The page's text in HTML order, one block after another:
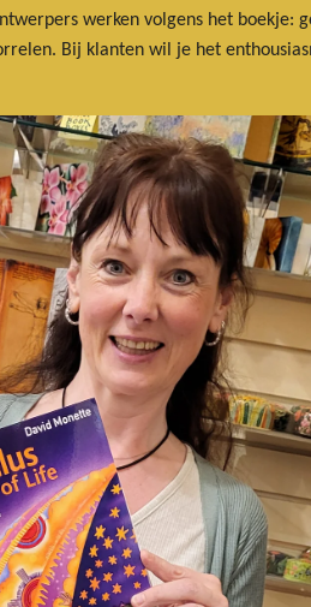
werken volgens het
Bij klanten wil je het